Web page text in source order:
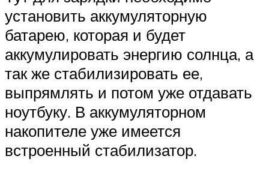
установить аккумуляторную
батарею, которая и будет
аккумулировать энергию солнца, а
так же стабилизировать ее,
выпрямлять и потом уже отдавать
ноутбуку. В аккумуляторном
накопителе уже имеется
встроенный стабилизатор.